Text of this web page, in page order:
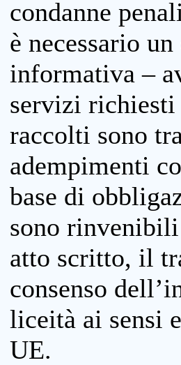
condanne
è necessario
informativa –
servizi
raccolti sono
adempimenti
base di
sono
atto scritto, il
consenso
liceità ai sensi
UE.